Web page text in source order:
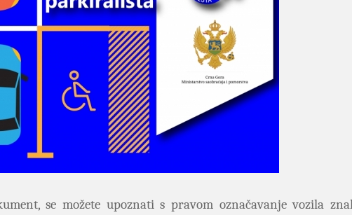
se možete upoznati s pravom označavanje vozila